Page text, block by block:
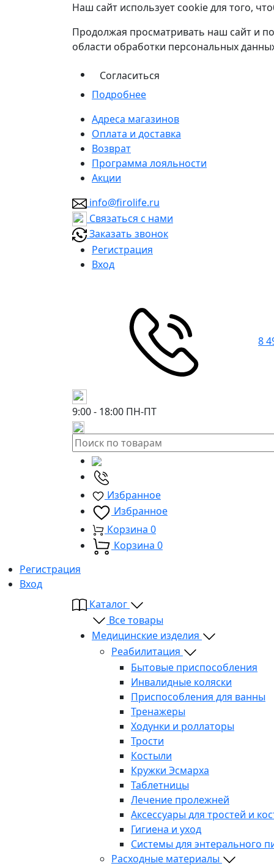
Наш сайт использует cookie для того,
Продолжая просматривать наш сайт и
области обработки персональных
Согласиться
Подробнее
Адреса магазинов
Оплата и доставка
Возврат
Программа лояльности
Акции
info@firolife.ru
Связаться с нами
Заказать звонок
Регистрация
Вход
8
9:00 - 18:00 ПН-ПТ
Избранное
Избранное
Корзина 0
Корзина 0
Регистрация
Вход
Каталог
Все товары
Медицинские изделия
Реабилитация
Бытовые приспособления
Инвалидные коляски
Приспособления для ванны
Тренажеры
Ходунки и роллаторы
Трости
Костыли
Кружки Эсмарха
Таблетницы
Лечение пролежней
Аксессуары для тростей и
Гигиена и уход
Системы для энтерального
Расходные материалы